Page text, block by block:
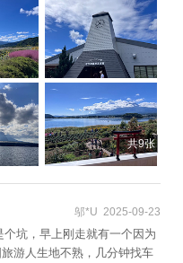
共9张
邬*U 2025-09-23
坑，早上刚走就有一个因为
游人生地不熟，几分钟找车